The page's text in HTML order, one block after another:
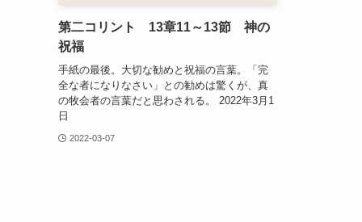
第二コリント 13章11～13節 神の
祝福
手紙の最後。大切な勧めと祝福の言葉。「完
全な者になりなさい」との勧めは驚くが、真
の牧会者の言葉だと思わされる。 2022年3月1
日
2022-03-07